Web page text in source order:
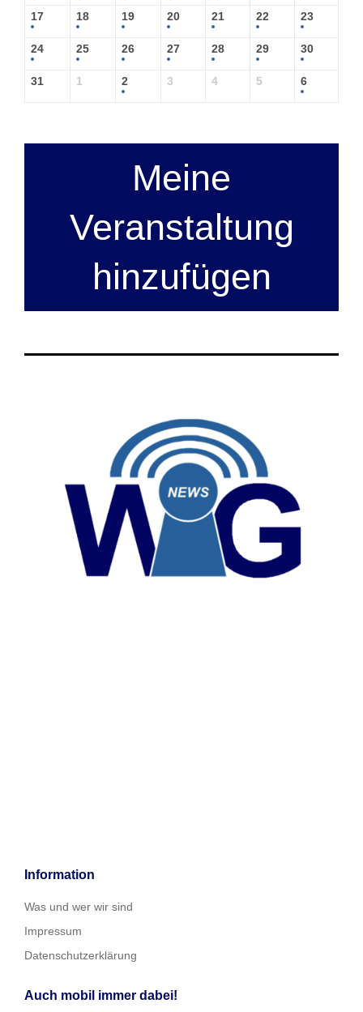
17 18 19 20 21 22 23
24 25 26 27 28 29 30
31 1 2 3 4 5 6
Meine
Veranstaltung
hinzufügen
Information
Was und wer wir sind
Impressum
Datenschutzerklärung
Auch mobil immer dabei!